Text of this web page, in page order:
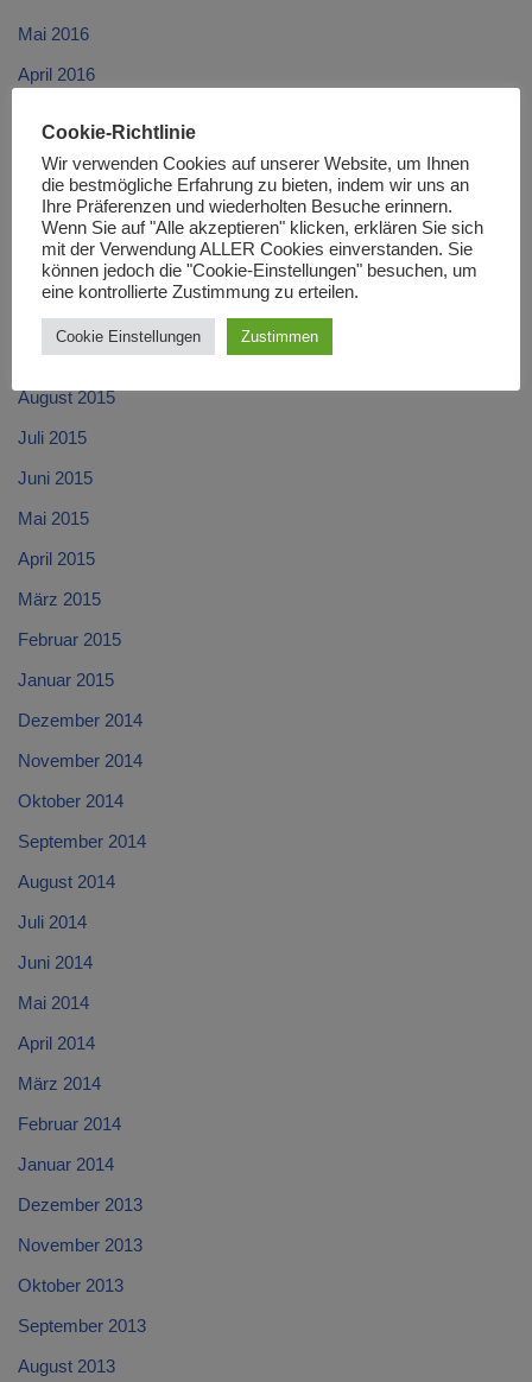
Mai 2016
April 2016
Februar 2016
Januar 2016
Dezember 2015
November 2015
Oktober 2015
September 2015
August 2015
Juli 2015
Juni 2015
Mai 2015
April 2015
März 2015
Februar 2015
Januar 2015
Dezember 2014
November 2014
Oktober 2014
September 2014
August 2014
Juli 2014
Juni 2014
Mai 2014
April 2014
März 2014
Februar 2014
Januar 2014
Dezember 2013
November 2013
Oktober 2013
September 2013
August 2013
Cookie-Richtlinie
Wir verwenden Cookies auf unserer Website, um Ihnen
die bestmögliche Erfahrung zu bieten, indem wir uns an
Ihre Präferenzen und wiederholten Besuche erinnern.
Wenn Sie auf "Alle akzeptieren" klicken, erklären Sie sich
mit der Verwendung ALLER Cookies einverstanden. Sie
können jedoch die "Cookie-Einstellungen" besuchen, um
eine kontrollierte Zustimmung zu erteilen.
Cookie Einstellungen Zustimmen